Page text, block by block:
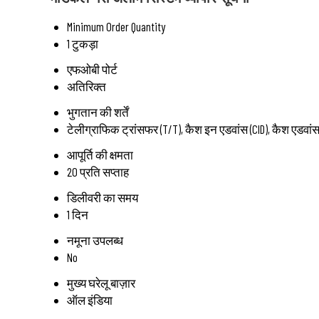
Minimum Order Quantity
1 टुकड़ा
एफओबी पोर्ट
अतिरिक्त
भुगतान की शर्तें
टेलीग्राफिक ट्रांसफर (T/T), कैश इन एडवांस (CID), कैश एडवांस
आपूर्ति की क्षमता
20 प्रति सप्ताह
डिलीवरी का समय
1 दिन
नमूना उपलब्ध
No
मुख्य घरेलू बाज़ार
ऑल इंडिया